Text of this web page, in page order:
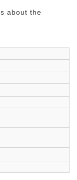
about the